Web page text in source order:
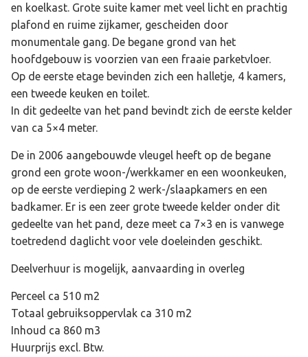
en koelkast. Grote suite kamer met veel licht en prachtig
plafond en ruime zijkamer, gescheiden door
monumentale gang. De begane grond van het
hoofdgebouw is voorzien van een fraaie parketvloer.
Op de eerste etage bevinden zich een halletje, 4 kamers,
een tweede keuken en toilet.
In dit gedeelte van het pand bevindt zich de eerste kelder
van ca 5×4 meter.
De in 2006 aangebouwde vleugel heeft op de begane
grond een grote woon-/werkkamer en een woonkeuken,
op de eerste verdieping 2 werk-/slaapkamers en een
badkamer. Er is een zeer grote tweede kelder onder dit
gedeelte van het pand, deze meet ca 7×3 en is vanwege
toetredend daglicht voor vele doeleinden geschikt.
Deelverhuur is mogelijk, aanvaarding in overleg
Perceel ca 510 m2
Totaal gebruiksoppervlak ca 310 m2
Inhoud ca 860 m3
Huurprijs excl. Btw.